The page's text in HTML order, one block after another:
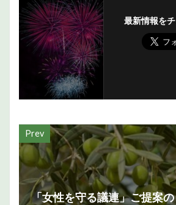
最新情報を
Prev
「女性を守る議連」ご提案